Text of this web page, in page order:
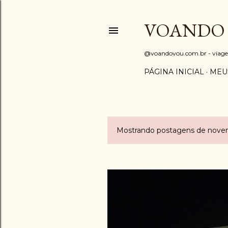
@voandovou.com.br -
PÁGINA INICIAL
PMostrando postagens de